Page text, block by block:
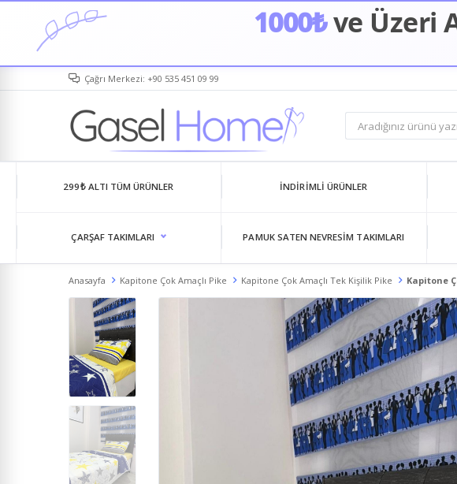
1000₺ve Üzeri
Çağrı Merkezi: +90 535 451 09 99
299₺ ALTI TÜM ÜRÜNLER İNDIRIMLI ÜRÜNLER
ÇARŞAF TAKIMLARI PAMUK SATEN NEVRESIM TAKIMLARI
Anasayfa Kapitone Çok Amaçlı Pike Kapitone Çok Amaçlı Tek Kişilik Pike Kapitone